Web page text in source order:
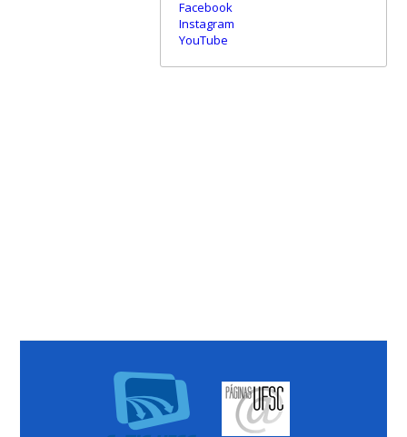
Facebook
Instagram
YouTube